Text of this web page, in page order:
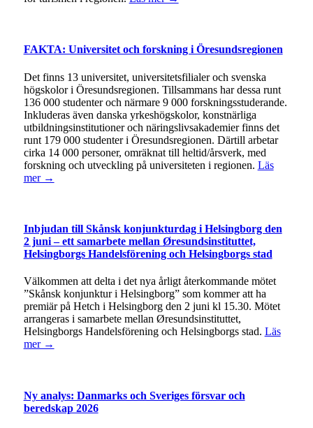
FAKTA: Universitet och forskning i Öresundsregionen
Det finns 13 universitet, universitetsfilialer och svenska
högskolor i Öresundsregionen. Tillsammans har dessa runt
136 000 studenter och närmare 9 000 forskningsstuderande.
Inkluderas även danska yrkeshögskolor, konstnärliga
utbildningsinstitutioner och näringslivsakademier finns det
runt 179 000 studenter i Öresundsregionen. Därtill arbetar
cirka 14 000 personer, omräknat till heltid/årsverk, med
forskning och utveckling på universiteten i regionen. Läs
mer →
Inbjudan till Skånsk konjunkturdag i Helsingborg den
2 juni – ett samarbete mellan Øresundsinstituttet,
Helsingborgs Handelsförening och Helsingborgs stad
Välkommen att delta i det nya årligt återkommande mötet
”Skånsk konjunktur i Helsingborg” som kommer att ha
premiär på Hetch i Helsingborg den 2 juni kl 15.30. Mötet
arrangeras i samarbete mellan Øresundsinstituttet,
Helsingborgs Handelsförening och Helsingborgs stad. Läs
mer →
Ny analys: Danmarks och Sveriges försvar och
beredskap 2026